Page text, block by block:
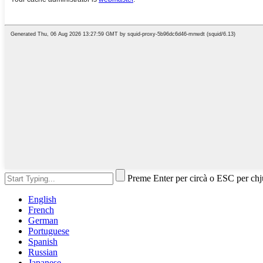
Preme Enter per circà o ESC per
English
French
German
Portuguese
Spanish
Russian